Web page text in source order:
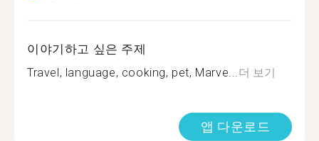
이야기하고 싶은 주제
Travel, language, cooking, pet, Marve...더 보기
앱 다운로드